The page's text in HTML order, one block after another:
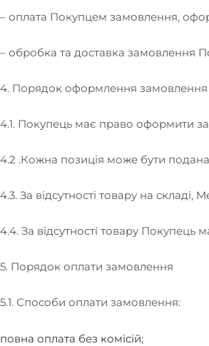
– оплата Покупцем замовлення,
– обробка та доставка замовлення
4. Порядок оформлення замовлення
4.1. Покупець має право оформити
4.2 .Кожна позиція може бути подана
4.3. За відсутності товару на
4.4. За відсутності товару Покупець
5. Порядок оплати замовлення
5.1. Способи оплати замовлення:
повна оплата без комісій;